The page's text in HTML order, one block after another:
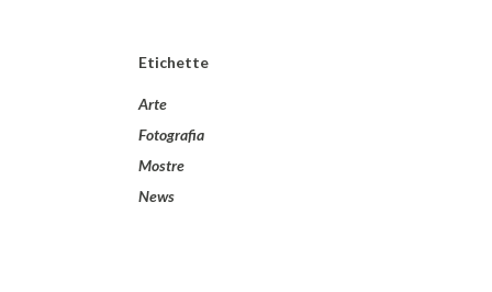
Etichette
Arte
Fotografia
Mostre
News